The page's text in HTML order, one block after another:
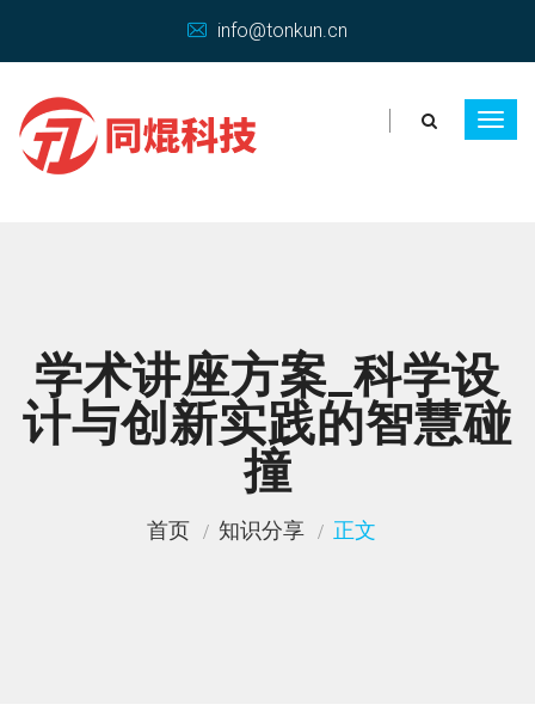
info@tonkun.cn
学术讲座方案_科学设
计与创新实践的智慧碰
撞
首页 知识分享 正文